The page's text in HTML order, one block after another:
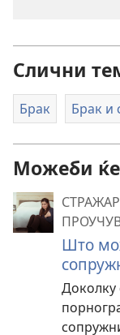
Слични
Брак Брак и
Можеби ќе
Што
Доколку